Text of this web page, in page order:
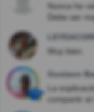
Nunca he
Debe ser
Muy bien.
Gustavo
La
compartir al